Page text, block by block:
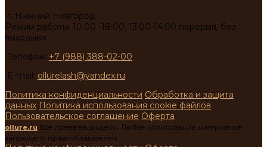
г. Нижний Новгород
Режим работы: 10:00 -18:00, 13:00-14:00 перерыв, без
выходных
Телефон: +7 (988) 388-02-00
E-mail: ollurelash@yandex.ru
Политика конфиденциальности Обработка и защита
данных Политика использования cookie файлов
Пользовательское соглашение Оферта
ollure.ru Все права защищены. Любое копирование материалов
запрещено правообладателем.